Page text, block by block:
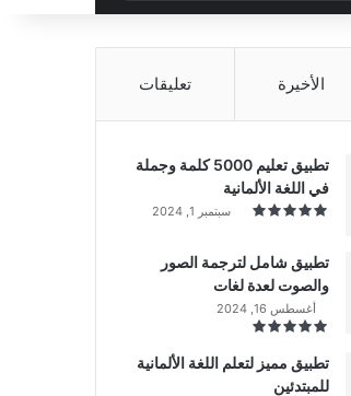
عن
الأخيرة تعليقات
تطبيق تعليم 5000 كلمة وجملة
في اللغة الألمانية
سبتمبر 1, 2024
تطبيق شامل لترجمة الصور
والصوت لعدة لغات
أغسطس 16, 2024
تطبيق مميز لتعلم اللغة الألمانية
للمبتدئين